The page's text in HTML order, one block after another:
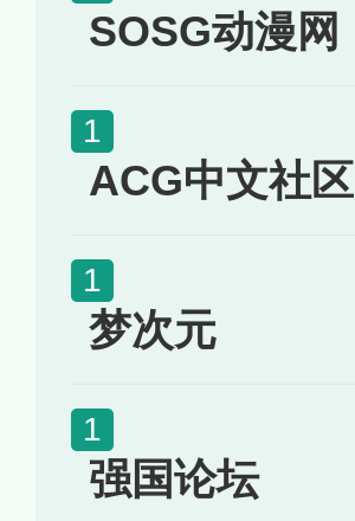
SOSG动漫网
ACG中文社区
梦次元
强国论坛